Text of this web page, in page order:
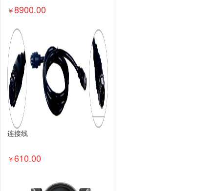
￥8900.00
连接线
￥610.00